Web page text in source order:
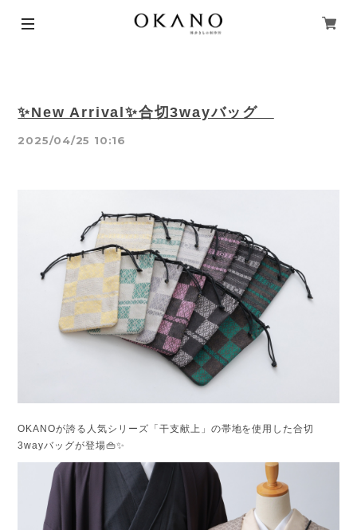
✨New Arrival✨合切3wayバッグ
2025/04/25 10:16
OKANOが誇る人気シリーズ「干支献上」の帯地を使用した合切
3wayバッグが登場👜✨